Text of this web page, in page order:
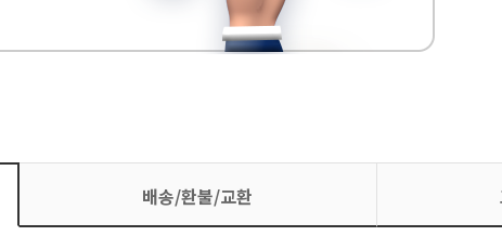
배송/환불/교환